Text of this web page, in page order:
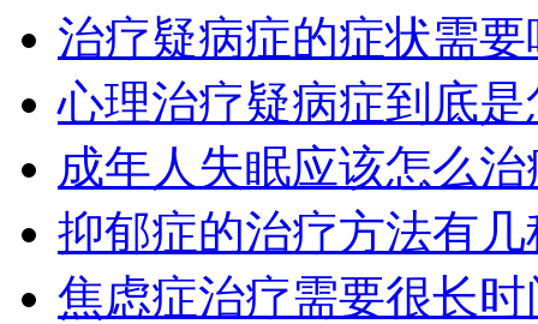
治疗疑病症的症状需
心理治疗疑病症到底
成年人失眠应该怎么治
抑郁症的治疗方法有
焦虑症治疗需要很长